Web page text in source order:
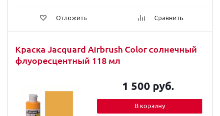
Отложить Сравнить
Краска Jacquard Airbrush Color солнечный
флуоресцентный 118 мл
1 500 руб.
В корзину